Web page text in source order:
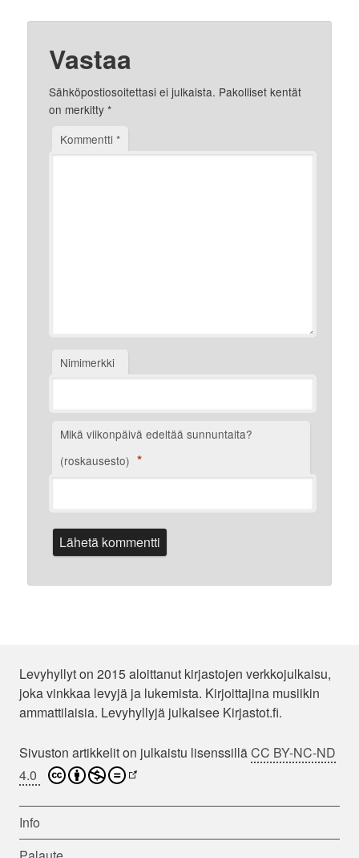
Vastaa
Sähköpostiosoitettasi ei julkaista. Pakolliset kentät
on merkitty*
Kommentti*
Nimimerkki
Mikä viikonpäivä edeltää sunnuntaita?
(roskausesto) *
Levyhyllyt on 2015 aloittanut kirjastojen verkkojulkaisu,
joka vinkkaa levyjä ja lukemista. Kirjoittajina musiikin
ammattilaisia. Levyhyllyjä julkaisee Kirjastot.fi.
Sivuston artikkelit on julkaistu lisenssilläCC BY-NC-ND
4.0
Info